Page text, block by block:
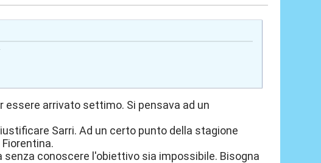
essere arrivato settimo. Si pensava ad un
Sarri. Ad un certo punto della stagione
conoscere l'obiettivo sia impossibile. Bisogna